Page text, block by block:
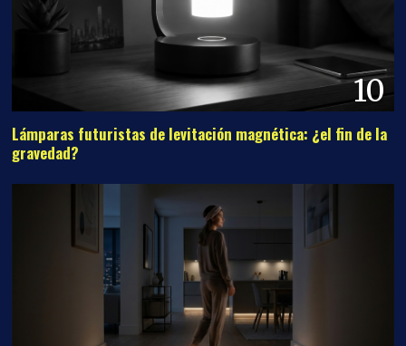
10
Lámparas futuristas de levitación magnética: ¿el fin de la
gravedad?